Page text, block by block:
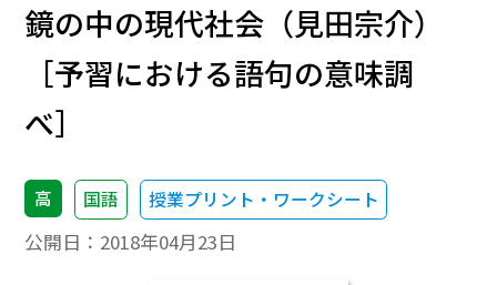
鏡の中の現代社会（見田宗介）
［予習における語句の意味調
べ］
高 国語 授業プリント・ワークシート
公開日： 2018年04月23日